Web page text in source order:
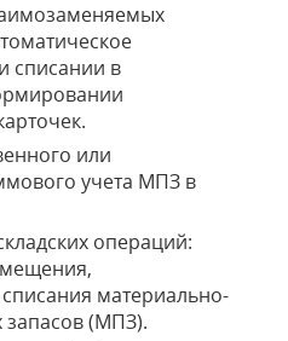
списании в
или
учета МПЗ в
операций:
материально-
запасов (МПЗ).